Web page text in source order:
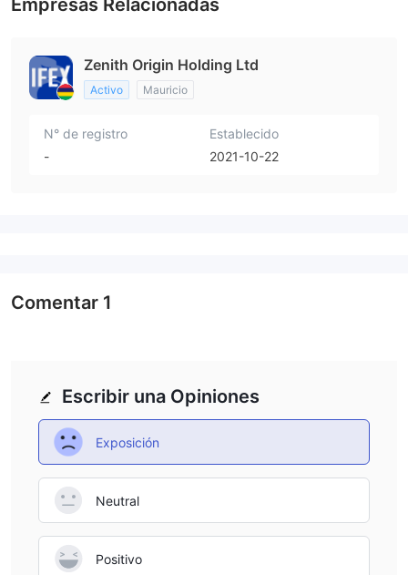
Empresas Relacionadas
Zenith Origin Holding Ltd
Activo Mauricio
N° de registro
-
Establecido
2021-10-22
Escribir una Opiniones
Exposición
Neutral
Positivo
Comentar 1